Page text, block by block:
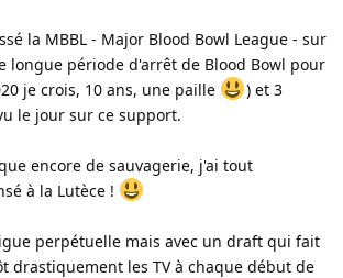
la MBBL - Major Blood Bowl League - sur
longue période d'arrêt de Blood Bowl pour
je crois, 10 ans, une paille
) et 3
le jour sur ce support.
encore de sauvagerie, j'ai tout
à la Lutèce !
perpétuelle mais avec un draft qui fait
drastiquement les TV à chaque début de